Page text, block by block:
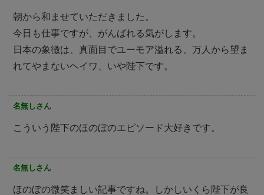
朝から和ませていただきました。
今日も仕事ですが、がんばれる気がします。
日本の象徴は、真面目でユーモア溢れる、万人から望ま
れてやまないヘイワ、いや陛下です。
名無しさん
こういう陛下のほのぼのエピソード大好きです。
名無しさん
ほのぼの微笑ましい記事ですね。しかしいくら陛下が良